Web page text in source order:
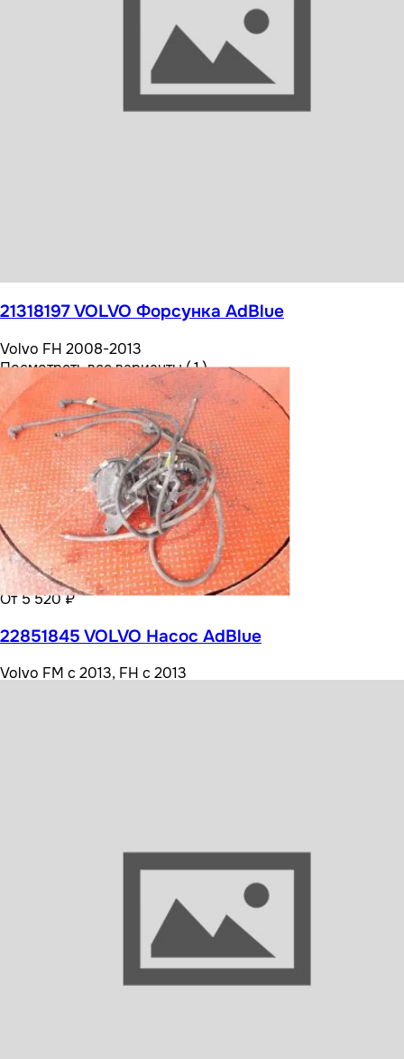
21318197 VOLVO Форсунка AdBlue
Volvo FH 2008-2013
Посмотреть все варианты ( 1 )
От 5 520 ₽
22851845 VOLVO Насос AdBlue
Volvo FM с 2013, FH с 2013